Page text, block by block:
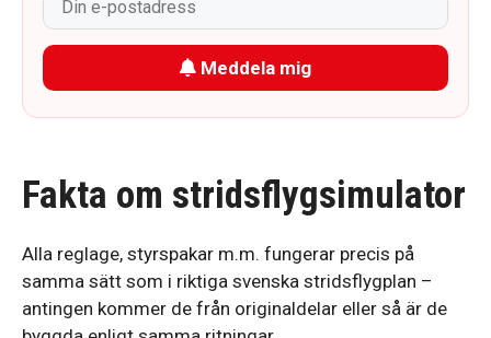
Meddela mig
Fakta om stridsflygsimulator
Alla reglage, styrspakar m.m. fungerar precis på
samma sätt som i riktiga svenska stridsflygplan –
antingen kommer de från originaldelar eller så är de